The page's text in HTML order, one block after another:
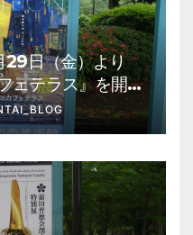
29日（金）より
ェテラス』を開
・博物館 混雑情